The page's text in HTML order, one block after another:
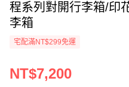
程系列對開行李箱/印
李箱
宅配滿NT$299免運
NT$7,200